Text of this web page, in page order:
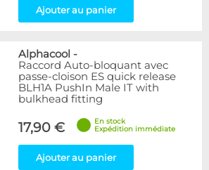
Ajouter au panier
Alphacool -
Raccord Auto-bloquant avec
passe-cloison ES quick release
BLH1A PushIn Male IT with
bulkhead fitting
17,90 €
En stock
Expédition immédiate
Ajouter au panier